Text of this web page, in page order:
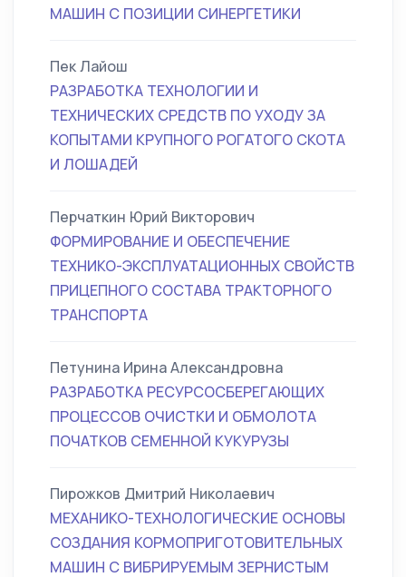
МАШИН С ПОЗИЦИИ СИНЕРГЕТИКИ
Пек Лайош
РАЗРАБОТКА ТЕХНОЛОГИИ И
ТЕХНИЧЕСКИХ СРЕДСТВ ПО УХОДУ ЗА
КОПЫТАМИ КРУПНОГО РОГАТОГО СКОТА
И ЛОШАДЕЙ
Перчаткин Юрий Викторович
ФОРМИРОВАНИЕ И ОБЕСПЕЧЕНИЕ
ТЕХНИКО-ЭКСПЛУАТАЦИОННЫХ СВОЙСТВ
ПРИЦЕПНОГО СОСТАВА ТРАКТОРНОГО
ТРАНСПОРТА
Петунина Ирина Александровна
РАЗРАБОТКА РЕСУРСОСБЕРЕГАЮЩИХ
ПРОЦЕССОВ ОЧИСТКИ И ОБМОЛОТА
ПОЧАТКОВ СЕМЕННОЙ КУКУРУЗЫ
Пирожков Дмитрий Николаевич
МЕХАНИКО-ТЕХНОЛОГИЧЕСКИЕ ОСНОВЫ
СОЗДАНИЯ КОРМОПРИГОТОВИТЕЛЬНЫХ
МАШИН С ВИБРИРУЕМЫМ ЗЕРНИСТЫМ